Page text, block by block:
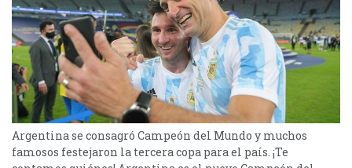
Argentina se consagró Campeón del Mundo y muchos
famosos festejaron la tercera copa para el país. ¡Te